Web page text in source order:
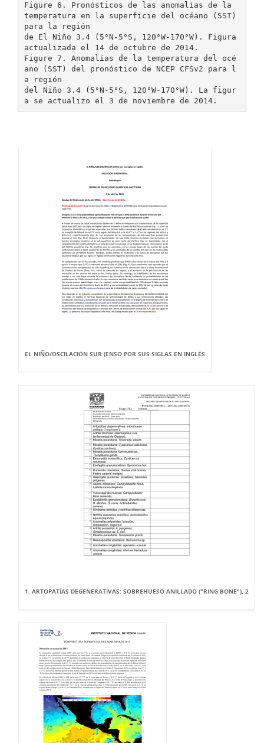
Figure 6. Pronósticos de las anomalías de la
temperatura en la superficie del océano (SST)
para la región
de El Niño 3.4 (5°N-5°S, 120°W-170°W). Figura
actualizada el 14 de octubre de 2014.
Figure 7. Anomalías de la temperatura del océ
ano (SST) del pronóstico de NCEP CFSv2 para l
a región
del Niño 3.4 (5°N-5°S, 120°W-170°W). La figur
EL NIÑO/OSCILACIÓN SUR (ENSO POR SUS SIGLAS EN INGLÉS
1. ARTOPATÍAS DEGENERATIVAS: SOBREHUESO ANILLADO ("RING BONE"), 2